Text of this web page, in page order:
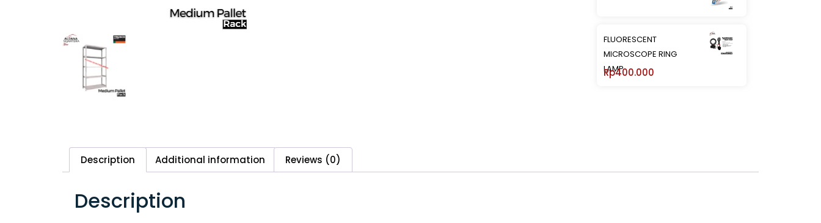
FLUORESCENT
MICROSCOPE RING
LAMP
Rp400.000
Description Additional information Reviews (0)
Description